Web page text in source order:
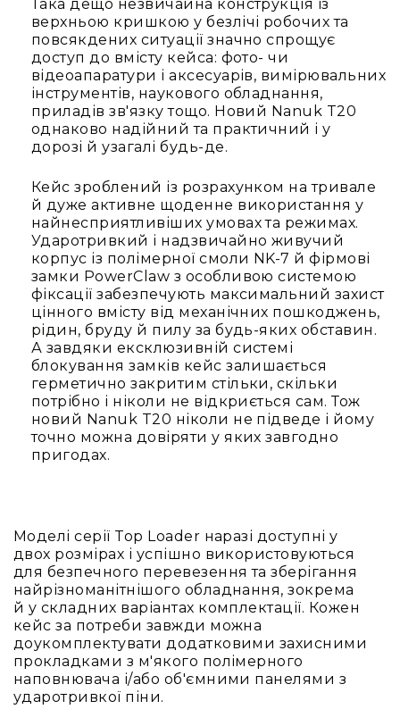
IP
телефонії
Для
офісів
та
колл-
центрів
Аксесуари
комплектуючі
Рішення
для
трансляцій
звуку
Готові
комплекти
для
нарад
і
конференцій
Спікерфони
Конференційні
системи
перекладу
Презентаційні/
екскурсійні
системи
Системи
службового
зв'язку
Панелі
Така дещо незвичайна конструкція із
верхньою кришкою у безлічі робочих та
повсякдених ситуації значно спрощує
доступ до вмісту кейса: фото- чи
відеоапаратури і аксесуарів, вимірювальних
інструментів, наукового обладнання,
приладів зв'язку тощо. Новий Nanuk T20
однаково надійний та практичний і у
дорозі й узагалі будь-де.
Кейс зроблений із розрахунком на тривале
й дуже активне щоденне використання у
найнесприятливіших умовах та режимах.
Ударотривкий і надзвичайно живучий
корпус із полімерної смоли NK-7 й фірмові
замки PowerClaw з особливою системою
фіксації забезпечують максимальний захист
цінного вмісту від механічних пошкоджень,
рідин, бруду й пилу за будь-яких обставин.
А завдяки ексклюзивній системі
блокування замків кейс залишається
герметично закритим стільки, скільки
потрібно і ніколи не відкриється сам. Тож
новий Nanuk T20 ніколи не підведе і йому
точно можна довіряти у яких завгодно
пригодах.
Моделі серії Top Loader наразі доступні у
двох розмірах і успішно використовуються
для безпечного перевезення та зберігання
найрізноманітнішого обладнання, зокрема
й у складних варіантах комплектації. Кожен
кейс за потреби завжди можна
доукомплектувати додатковими захисними
прокладками з м'якого полімерного
наповнювача і/або об'ємними панелями з
ударотривкої піни.